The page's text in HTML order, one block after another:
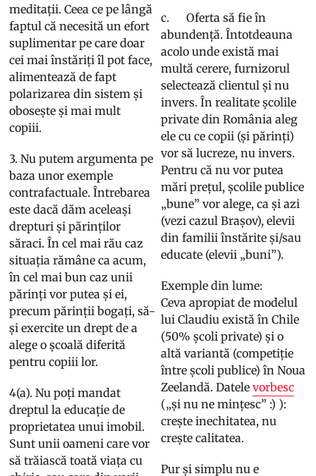
meditații. Ceea ce pe lângă
faptul că necesită un efort
suplimentar pe care doar
cei mai înstăriți îl pot face,
alimentează de fapt
polarizarea din sistem și
obosește și mai mult
copiii.
3. Nu putem argumenta pe
baza unor exemple
contrafactuale. Întrebarea
este dacă dăm aceleași
drepturi și părinților
săraci. În cel mai rău caz
situația rămâne ca acum,
în cel mai bun caz unii
părinți vor putea și ei,
precum părinții bogați, să-
și exercite un drept de a
alege o școală diferită
pentru copiii lor.
4(a). Nu poți mandat
dreptul la educație de
proprietatea unui imobil.
Sunt unii oameni care vor
să trăiască toată viața cu
c. Oferta să fie în
abundență. Întotdeauna
acolo unde există mai
multă cerere, furnizorul
selectează clientul și nu
invers. În realitate școlile
private din România aleg
ele cu ce copii (și părinți)
vor să lucreze, nu invers.
Pentru că nu vor putea
mări prețul, școlile publice
„bune” vor alege, ca și azi
(vezi cazul Brașov), elevii
din familii înstărite și/sau
educate (elevii „buni”).
Exemple din lume:
Ceva apropiat de modelul
lui Claudiu există în Chile
(50% școli private) și o
altă variantă (competiție
între școli publice) în Noua
Zeelandă. Datelevorbesc
(„și nu ne mințesc” :) ):
crește inechitatea, nu
crește calitatea.
Pur și simplu nu e